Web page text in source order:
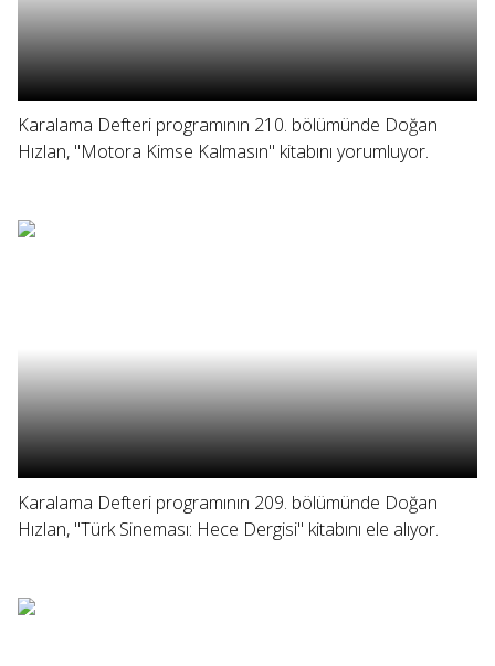
Karalama Defteri programının 210. bölümünde Doğan
Hızlan, "Motora Kimse Kalmasın" kitabını yorumluyor.
Karalama Defteri programının 209. bölümünde Doğan
Hızlan, "Türk Sineması: Hece Dergisi" kitabını ele alıyor.